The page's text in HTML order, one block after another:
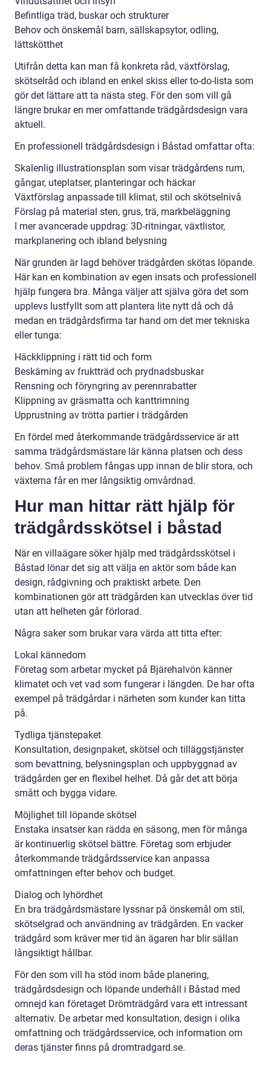
Befintliga träd, buskar och strukturer
Behov och önskemål barn, sällskapsytor, odling,
lättskötthet
Utifrån detta kan man få konkreta råd, växtförslag,
skötselråd och ibland en enkel skiss eller to-do-lista som
gör det lättare att ta nästa steg. För den som vill gå
längre brukar en mer omfattande trädgårdsdesign vara
aktuell.
En professionell trädgårdsdesign i Båstad omfattar ofta:
Skalenlig illustrationsplan som visar trädgårdens rum,
gångar, uteplatser, planteringar och häckar
Växtförslag anpassade till klimat, stil och skötselnivå
Förslag på material sten, grus, trä, markbeläggning
I mer avancerade uppdrag: 3D-ritningar, växtlistor,
markplanering och ibland belysning
När grunden är lagd behöver trädgården skötas löpande.
Här kan en kombination av egen insats och professionell
hjälp fungera bra. Många väljer att själva göra det som
upplevs lustfyllt som att plantera lite nytt då och då
medan en trädgårdsfirma tar hand om det mer tekniska
eller tunga:
Häckklippning i rätt tid och form
Beskärning av fruktträd och prydnadsbuskar
Rensning och föryngring av perennrabatter
Klippning av gräsmatta och kanttrimning
Upprustning av trötta partier i trädgården
En fördel med återkommande trädgårdsservice är att
samma trädgårdsmästare lär känna platsen och dess
behov. Små problem fångas upp innan de blir stora, och
växterna får en mer långsiktig omvårdnad.
Hur man hittar rätt hjälp för
trädgårdsskötsel i båstad
När en villaägare söker hjälp med trädgårdsskötsel i
Båstad lönar det sig att välja en aktör som både kan
design, rådgivning och praktiskt arbete. Den
kombinationen gör att trädgården kan utvecklas över tid
utan att helheten går förlorad.
Några saker som brukar vara värda att titta efter:
Lokal kännedom
Företag som arbetar mycket på Bjärehalvön känner
klimatet och vet vad som fungerar i längden. De har ofta
exempel på trädgårdar i närheten som kunder kan titta
på.
Tydliga tjänstepaket
Konsultation, designpaket, skötsel och tilläggstjänster
som bevattning, belysningsplan och uppbyggnad av
trädgården ger en flexibel helhet. Då går det att börja
smått och bygga vidare.
Möjlighet till löpande skötsel
Enstaka insatser kan rädda en säsong, men för många
är kontinuerlig skötsel bättre. Företag som erbjuder
återkommande trädgårdsservice kan anpassa
omfattningen efter behov och budget.
Dialog och lyhördhet
En bra trädgårdsmästare lyssnar på önskemål om stil,
skötselgrad och användning av trädgården. En vacker
trädgård som kräver mer tid än ägaren har blir sällan
långsiktigt hållbar.
För den som vill ha stöd inom både planering,
trädgårdsdesign och löpande underhåll i Båstad med
omnejd kan företaget Drömträdgård vara ett intressant
alternativ. De arbetar med konsultation, design i olika
omfattning och trädgårdsservice, och information om
deras tjänster finns på dromtradgard.se.